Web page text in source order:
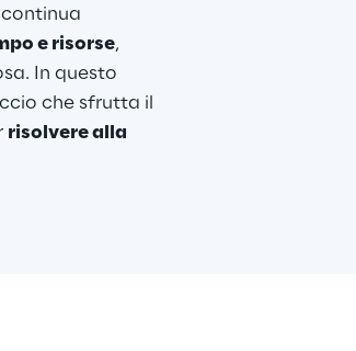
e risorse,
In questo
che sfrutta il
risolvere alla